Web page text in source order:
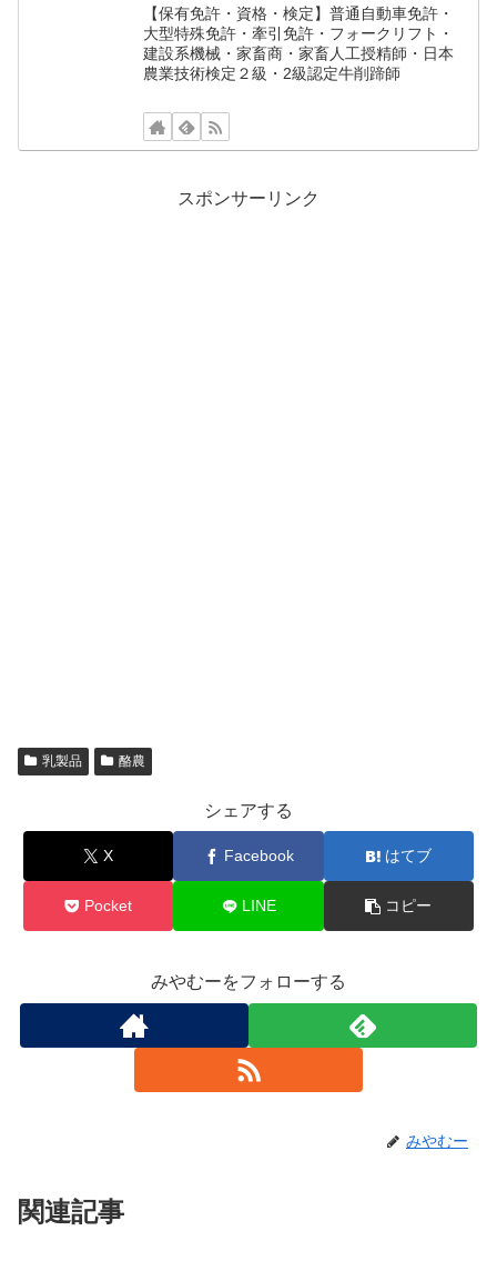
【保有免許・資格・検定】普通自動車免許・
大型特殊免許・牽引免許・フォークリフト・
建設系機械・家畜商・家畜人工授精師・日本
農業技術検定２級・2級認定牛削蹄師
スポンサーリンク
乳製品 酪農
シェアする
X Facebook はてブ
Pocket LINE コピー
みやむーをフォローする
みやむー
関連記事